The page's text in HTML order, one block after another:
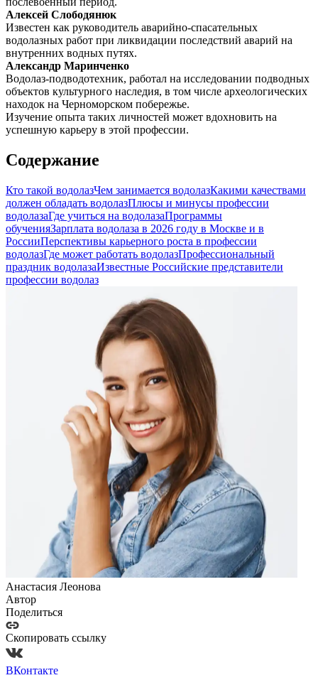
Алексей Слободянюк
Известен как руководитель аварийно-спасательных
водолазных работ при ликвидации последствий аварий на
внутренних водных путях.
Александр Маринченко
Водолаз-подводотехник, работал на исследовании подводных
объектов культурного наследия, в том числе археологических
находок на Черноморском побережье.
Изучение опыта таких личностей может вдохновить на
успешную карьеру в этой профессии.
Содержание
Кто такой водолазЧем занимается водолазКакими качествами
должен обладать водолазПлюсы и минусы профессии
водолазаГде учиться на водолазаПрограммы
обученияЗарплата водолаза в 2026 году в Москве и в
РоссииПерспективы карьерного роста в профессии
водолазГде может работать водолазПрофессиональный
праздник водолазаИзвестные Российские представители
профессии водолаз
Анастасия Леонова
Автор
Поделиться
Скопировать ссылку
ВКонтакте